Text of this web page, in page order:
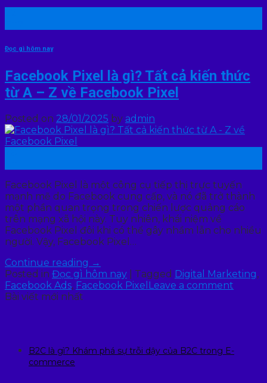
Đọc gì hôm nay
Facebook Pixel là gì? Tất cả kiến thức
từ A – Z về Facebook Pixel
Posted on 28/01/2025 by admin
Facebook Pixel là một công cụ tiếp thị trực tuyến
mạnh mẽ do Facebook cung cấp, và nó đã trở thành
một phần quan trọng trong chiến lược quảng cáo
trên mạng xã hội này. Tuy nhiên, khái niệm về
Facebook Pixel đôi khi có thể gây nhầm lẫn cho nhiều
người. Vậy, Facebook Pixel…
Continue reading →
Posted in Đọc gì hôm nay Tagged Digital Marketing,
Facebook Ads, Facebook Pixel Leave a comment
Bài viết mới nhất
B2C là gì? Khám phá sự trỗi dậy của B2C trong E-
commerce